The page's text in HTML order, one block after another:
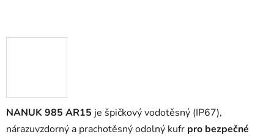
NANUK 985 AR15 je špičkový vodotěsný (IP67),
nárazuvzdorný a prachotěsný odolný kufr pro bezpečné